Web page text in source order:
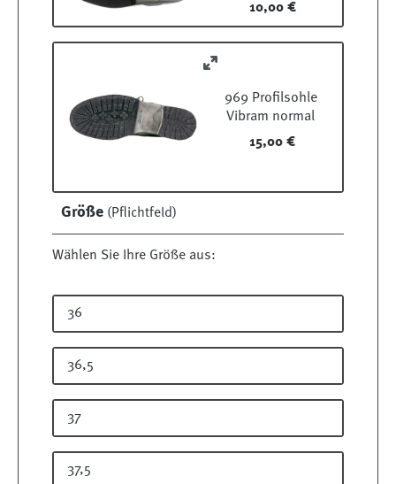
10,00 €
969 Profilsohle
Vibram normal
15,00 €
Größe (Pflichtfeld)
Wählen Sie Ihre Größe aus:
36
36,5
37
37,5